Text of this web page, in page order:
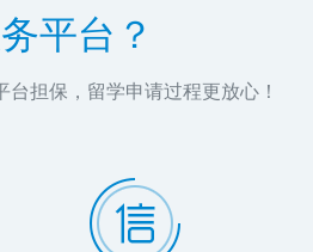
平台？
担保，留学申请过程更放心！